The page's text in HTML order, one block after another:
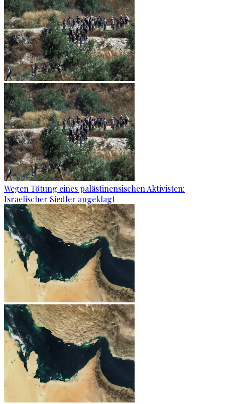
Wegen Tötung eines palästinensischen Aktivisten:
Israelischer Siedler angeklagt